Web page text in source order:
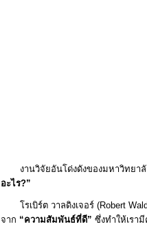
งานวิจัยอันโด่งดังของมหาวิทยาลัย
อะไร?”
โรเบิร์ต วาลดิงเจอร์ (Robert
จาก “ความสัมพันธ์ที่ดี” ซึ่งทำให้เรา